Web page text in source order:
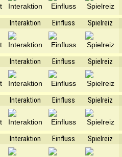
Interaktion Einfluss Spielreiz
Interaktion Einfluss Spielreiz
Interaktion Einfluss Spielreiz
Interaktion Einfluss Spielreiz